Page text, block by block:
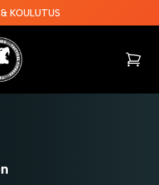
KOULUTUS
Tactical Fitness
items